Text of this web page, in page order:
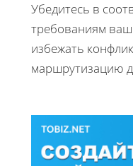
Убедитесь в
требованиям
избежать
маршрутизацию